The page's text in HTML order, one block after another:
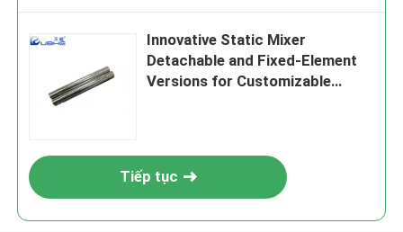
Innovative Static Mixer
Detachable and Fixed-Element
Versions for Customizable
Tiếp tục